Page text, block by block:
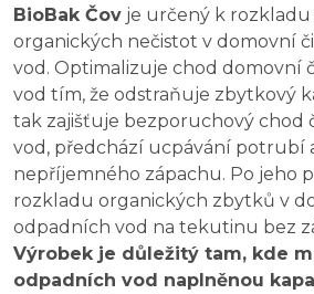
BioBak Čov je určený k
organických nečistot v domovní
vod. Optimalizuje chod domovní
vod tím, že odstraňuje zbytkový
tak zajišťuje bezporuchový chod
vod, předchází ucpávání potrubí
nepříjemného zápachu. Po jeho
rozkladu organických zbytků v
odpadních vod na tekutinu bez
Výrobek je důležitý tam, kde
odpadních vod naplněnou